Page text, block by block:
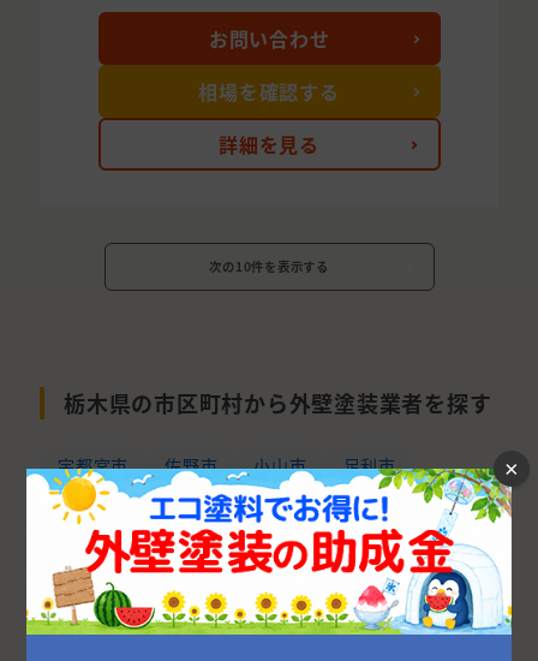
詳細を見る
お問い合わせ
相場を確認する
次の10件を表示する
栃木県の市区町村から外壁塗装業者を探す
宇都宮市 佐野市 小山市
足利市
栃木市
河内郡 那須塩原市
下都賀郡
鹿沼市
さくら市 下野市
日光市
真岡市
大田原市 那須郡
芳賀郡
×